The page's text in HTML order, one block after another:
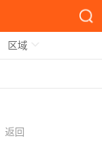
区域
返回